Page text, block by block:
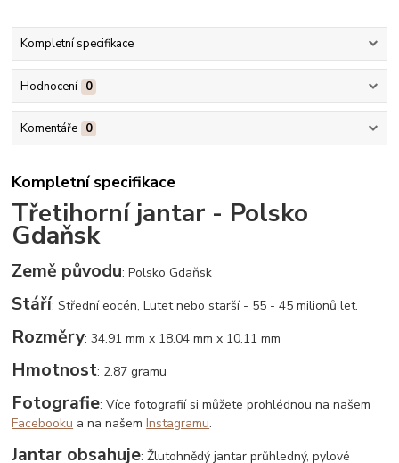
Kompletní specifikace
Hodnocení 0
Komentáře 0
Kompletní specifikace
Třetihorní jantar - Polsko
Gdaňsk
Země původu: Polsko Gdaňsk
Stáří: Střední eocén, Lutet nebo starší - 55 - 45 milionů let.
Rozměry: 34.91 mm x 18.04 mm x 10.11 mm
Hmotnost: 2.87 gramu
Fotografie: Více fotografií si můžete prohlédnou na našem
Facebooku a na našemInstagramu.
Jantar obsahuje: Žlutohnědý jantar průhledný, pylové